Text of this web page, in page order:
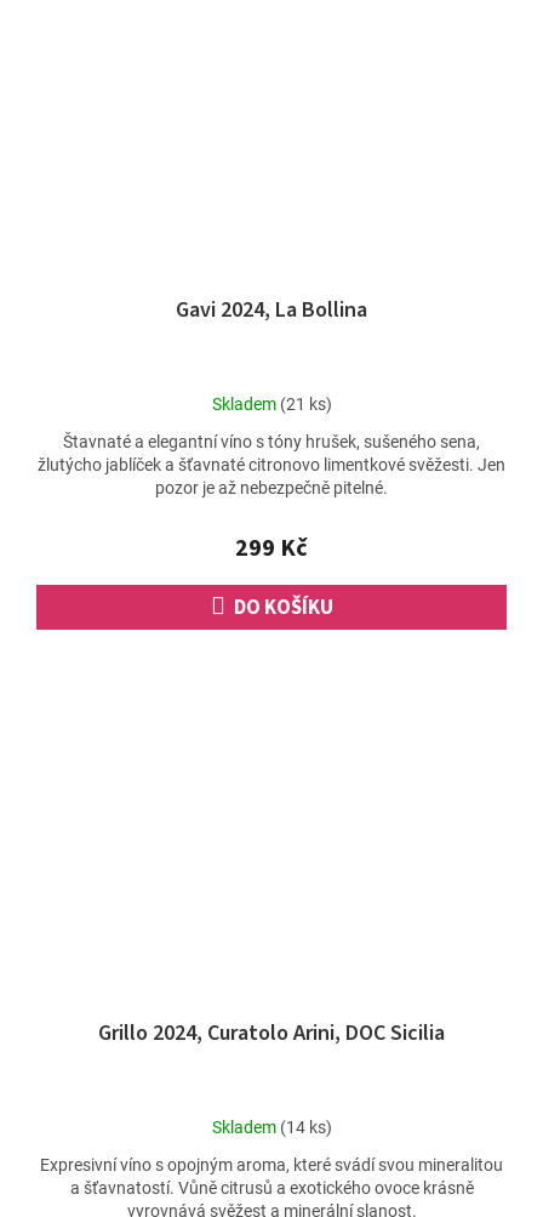
Gavi 2024, La Bollina
Průměrné
produktu
je
4,5
5
hvězdiček.
Skladem (21 ks)
299 Kč
DO KOŠÍKU
Štavnaté a elegantní víno s tóny hrušek, sušeného sena,
žlutýcho jablíček a šťavnaté citronovo limentkové svěžesti. Jen
pozor je až nebezpečně pitelné.
Grillo 2024, Curatolo Arini, DOC Sicilia
Průměrné
produktu
je
Skladem (14 ks)
Expresivní víno s opojným aroma, které svádí svou mineralitou
a šťavnatostí. Vůně citrusů a exotického ovoce krásně
vyrovnává svěžest a minerální slanost.